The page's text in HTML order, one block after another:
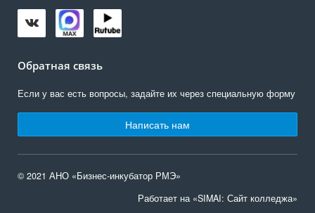
Обратная связь
Если у вас есть вопросы, задайте их через специальную форму
Написать нам
© 2021 АНО «Бизнес-инкубатор РМЭ»
Работает на «SIMAI: Сайт колледжа»